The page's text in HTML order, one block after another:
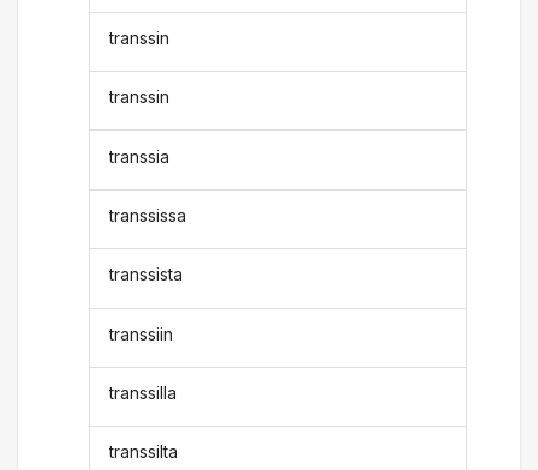
transsin
transsin
transsia
transsissa
transsista
transsiin
transsilla
transsilta